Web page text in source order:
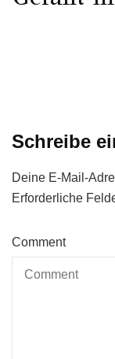
Schreibe
Deine E-Mail-
Erforderliche
Comment